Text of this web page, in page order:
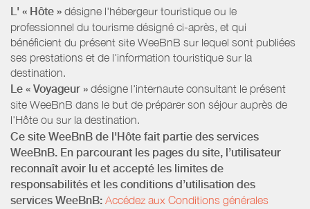
L' « Hôte » désigne l'hébergeur touristique ou le
professionnel du tourisme désigné ci-après, et qui
bénéficient du présent site WeeBnB sur lequel sont publiées
ses prestations et de l'information touristique sur la
destination.
Le « Voyageur » désigne l'internaute consultant le présent
site WeeBnB dans le but de préparer son séjour auprès de
l'Hôte ou sur la destination.
Ce site WeeBnB de l'Hôte fait partie des services
WeeBnB. En parcourant les pages du site, l’utilisateur
reconnaît avoir lu et accepté les limites de
responsabilités et les conditions d’utilisation des
services WeeBnB: Accédez aux Conditions générales